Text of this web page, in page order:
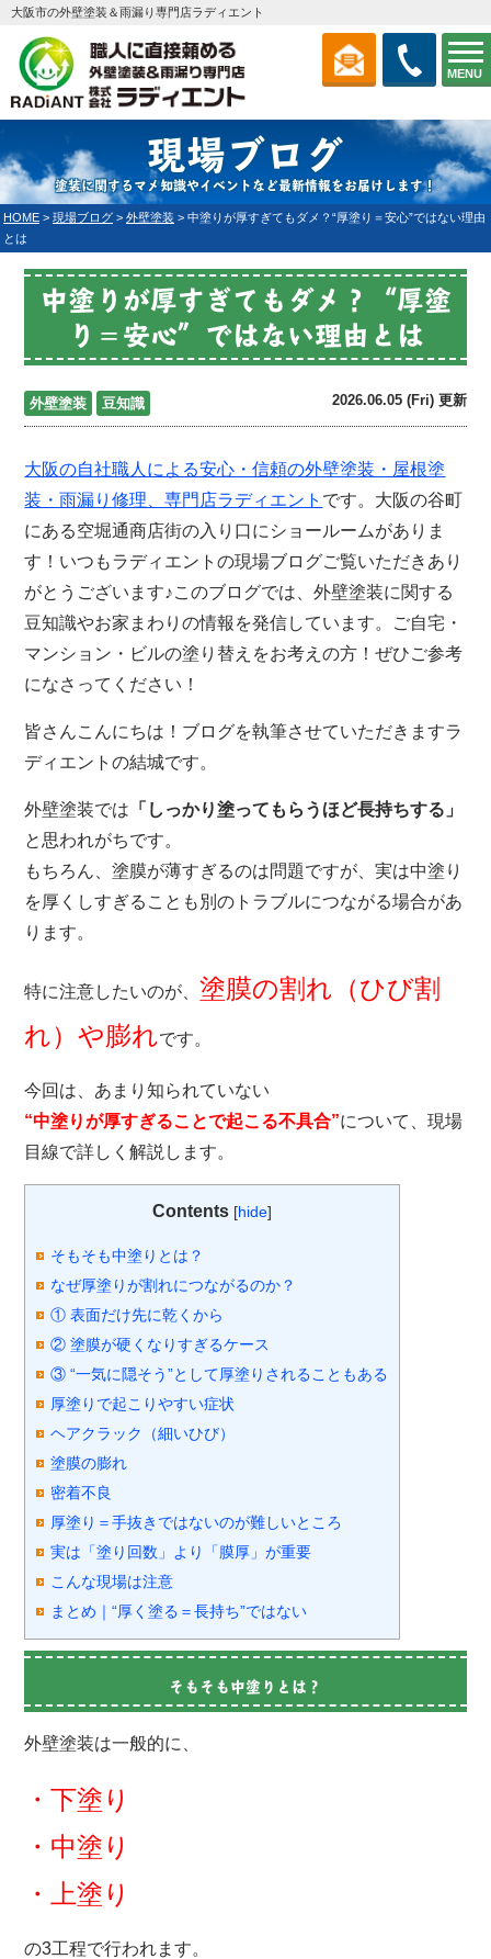
MENU
大阪市の外壁塗装＆雨漏り専門店ラディエント
現場ブログ
塗装に関するマメ知識やイベントなど最新情報をお届けします！
HOME > 現場ブログ > 外壁塗装 > 中塗りが厚すぎてもダメ？“厚塗り＝安心”ではない理由
とは
中塗りが厚すぎてもダメ？“厚塗
り＝安心”ではない理由とは
外壁塗装 豆知識 2026.06.05 (Fri) 更新
大阪の自社職人による安心・信頼の外壁塗装・屋根塗
装・雨漏り修理、専門店ラディエント です。大阪の谷町
にある空堀通商店街の入り口にショールームがありま
す！いつもラディエントの現場ブログご覧いただきあり
がとうございます♪このブログでは、外壁塗装に関する
豆知識やお家まわりの情報を発信しています。ご自宅・
マンション・ビルの塗り替えをお考えの方！ぜひご参考
になさってください！
皆さんこんにちは！ブログを執筆させていただきますラ
ディエントの結城です。
外壁塗装では 「しっかり塗ってもらうほど長持ちする」
と思われがちです。
もちろん、塗膜が薄すぎるのは問題ですが、実は中塗り
を厚くしすぎることも別のトラブルにつながる場合があ
ります。
特に注意したいのが、 塗膜の割れ（ひび割
れ）や膨れです。
今回は、あまり知られていない
“中塗りが厚すぎることで起こる不具合”について、現場
目線で詳しく解説します。
Contents [hide]
そもそも中塗りとは？
なぜ厚塗りが割れにつながるのか？
① 表面だけ先に乾くから
② 塗膜が硬くなりすぎるケース
③ “一気に隠そう”として厚塗りされることもある
厚塗りで起こりやすい症状
ヘアクラック（細いひび）
塗膜の膨れ
密着不良
厚塗り＝手抜きではないのが難しいところ
実は「塗り回数」より「膜厚」が重要
こんな現場は注意
まとめ｜“厚く塗る＝長持ち”ではない
そもそも中塗りとは？
外壁塗装は一般的に、
・下塗り
・中塗り
・上塗り
の3工程で行われます。